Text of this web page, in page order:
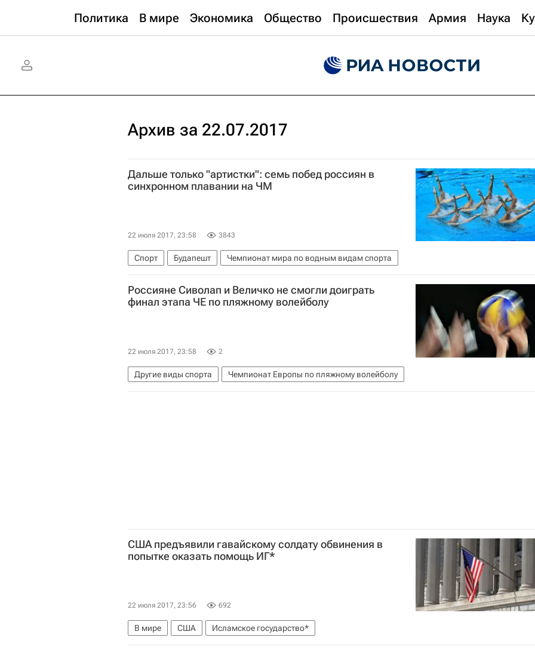
Политика В мире Экономика Общество Происшествия Армия Наука
Архив за 22.07.2017
Дальше только "артистки": семь побед россиян в
синхронном плавании на ЧМ
22 июля 2017, 23:58 3843
Спорт Будапешт Чемпионат мира по водным видам спорта
Россияне Сиволап и Величко не смогли доиграть
финал этапа ЧЕ по пляжному волейболу
22 июля 2017, 23:58 2
Другие виды спорта Чемпионат Европы по пляжному волейболу
США предъявили гавайскому солдату обвинения в
попытке оказать помощь ИГ*
22 июля 2017, 23:56 692
В мире США Исламское государство*